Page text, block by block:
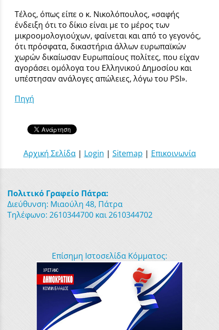
Τέλος, όπως είπε ο κ. Νικολόπουλος, «σαφής
ένδειξη ότι το δίκιο είναι με το μέρος των
μικροομολογιούχων, φαίνεται και από το γεγονός,
ότι πρόσφατα, δικαστήρια άλλων ευρωπαϊκών
χωρών δικαίωσαν Ευρωπαίους πολίτες, που είχαν
αγοράσει ομόλογα του Ελληνικού Δημοσίου και
υπέστησαν ανάλογες απώλειες, λόγω του PSI».
Πηγή
Αρχική Σελίδα| Login | Sitemap | Επικοινωνία
Πολιτικό Γραφείο Πάτρα:
Διεύθυνση: Μιαούλη 48, Πάτρα
Τηλέφωνο: 2610344700 και 2610344702
Επίσημη Ιστοσελίδα Κόμματος: